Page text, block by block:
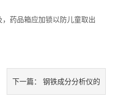
药品箱应加锁以防儿童取出
下一篇： 钢铁成分分析仪的